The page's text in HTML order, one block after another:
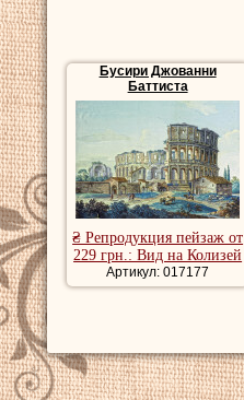
Бусири Джованни
Баттиста
₴ Репродукция пейзаж от
229 грн.: Вид на Колизей
Артикул: 017177